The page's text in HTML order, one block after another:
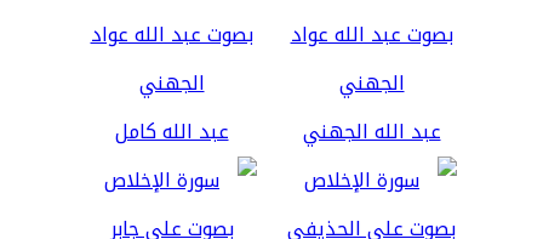
عبد الله الجهني عبد الله كامل